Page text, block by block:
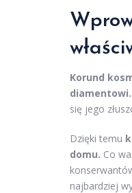
Korund
diamentowi.
się jego
Dzięki temu
domu. Co
najbardziej